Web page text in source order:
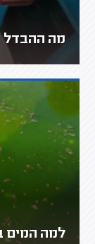
מה ההבדל
למה המים